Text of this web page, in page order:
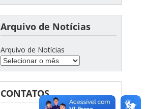
Arquivo de Notícias
Arquivo de Notícias
CONTATOS